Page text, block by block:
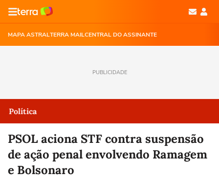
MAPA ASTRALTERRA MAILCENTRAL DO ASSINANTE
PUBLICIDADE
Política
PSOL aciona STF contra suspensão
de ação penal envolvendo Ramagem
e Bolsonaro